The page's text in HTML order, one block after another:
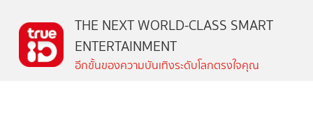
THE NEXT WORLD-CLASS SMART
ENTERTAINMENT
อีกขั้นของความบันเทิงระดับโลกตรงใจคุณ